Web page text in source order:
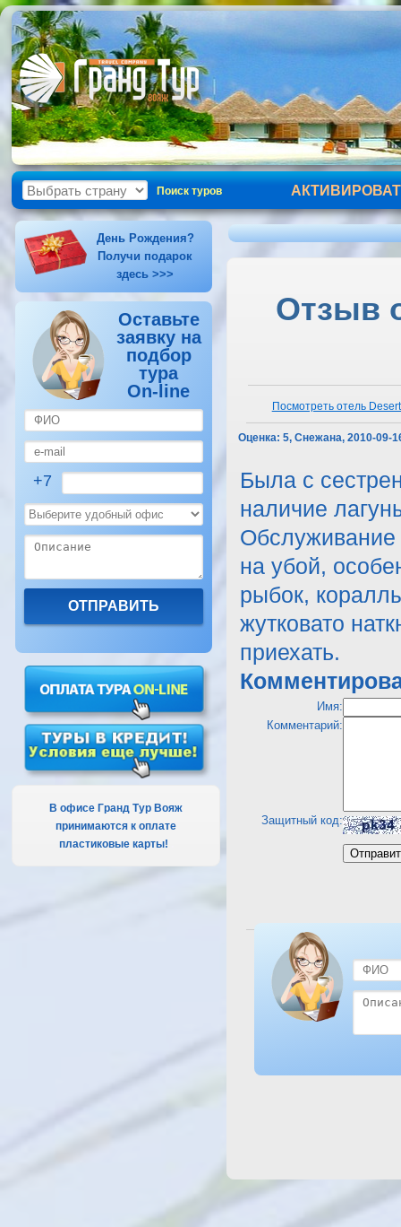
Поиск туров
День Рождения?
Получи подарок
здесь >>>
Оставьте
заявку на
подбор
тура
On-line
+7
В офисе Гранд Тур Вояж
принимаются к оплате
пластиковые карты!
Отзыв
Посмотреть отель
Оценка: 5, Снежана, 2010-09-
Была с
наличие
на убой,
рыбок,
жутковато
приехать.
Имя:
Комментарий:
Защитный код:
Посмотреть отель